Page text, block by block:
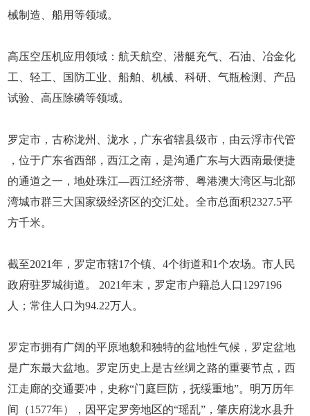
械制造、船用等领域。
高压空压机应用领域：航天航空、潜艇充气、石油、冶金化
工、轻工、国防工业、船舶、机械、科研、气瓶检测、产品
试验、高压除磷等领域。
罗定市，古称泷州、泷水，广东省辖县级市，由云浮市代管
，位于广东省西部，西江之南，是沟通广东与大西南最便捷
的通道之一，地处珠江—西江经济带、粤港澳大湾区与北部
湾城市群三大国家级经济区的交汇处。全市总面积2327.5平
方千米。
截至2021年，罗定市辖17个镇、4个街道和1个农场。市人民
政府驻罗城街道。 2021年末，罗定市户籍总人口1297196
人；常住人口为94.22万人。
罗定市拥有广阔的平原地貌和独特的盆地性气候，罗定盆地
是广东最大盆地。罗定历史上是古丝绸之路的重要节点，西
江走廊的交通要冲，史称“门庭巨防，抚绥重地”。明万历年
间（1577年），因平定罗旁地区的“瑶乱”，肇庆府泷水县升